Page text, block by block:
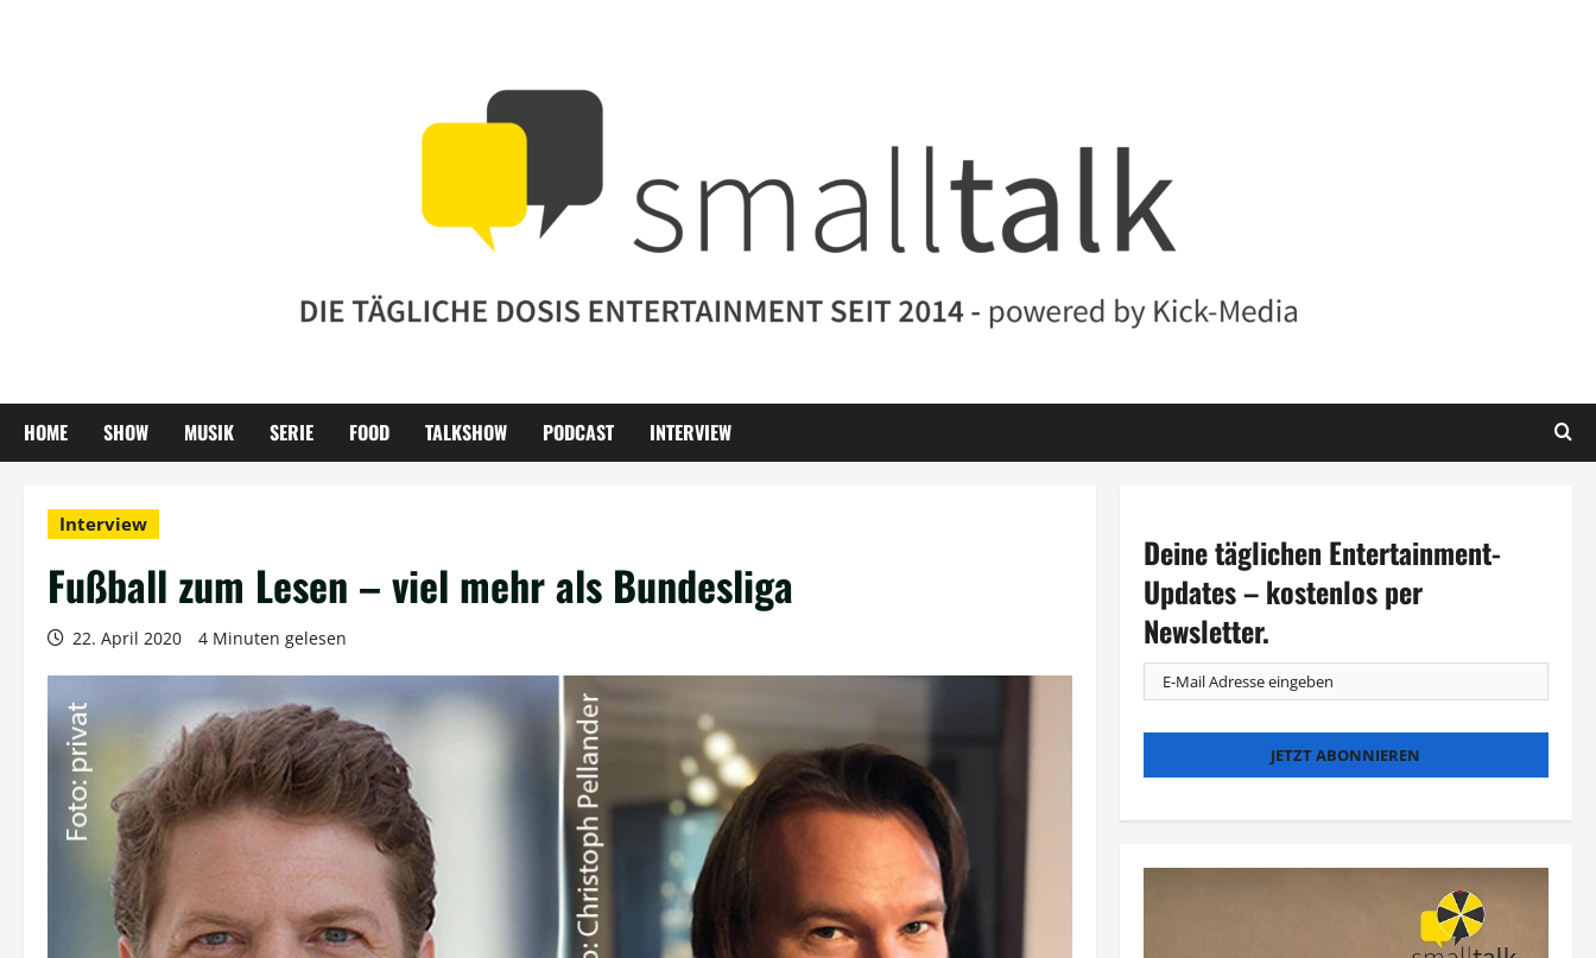
HOME SHOW MUSIK SERIE FOOD TALKSHOW PODCAST INTERVIEW
Interview
Fußball zum Lesen – viel mehr als Bundesliga
22. April 2020 4 Minuten gelesen
Deine täglichen Entertainment-
Updates – kostenlos per
Newsletter.